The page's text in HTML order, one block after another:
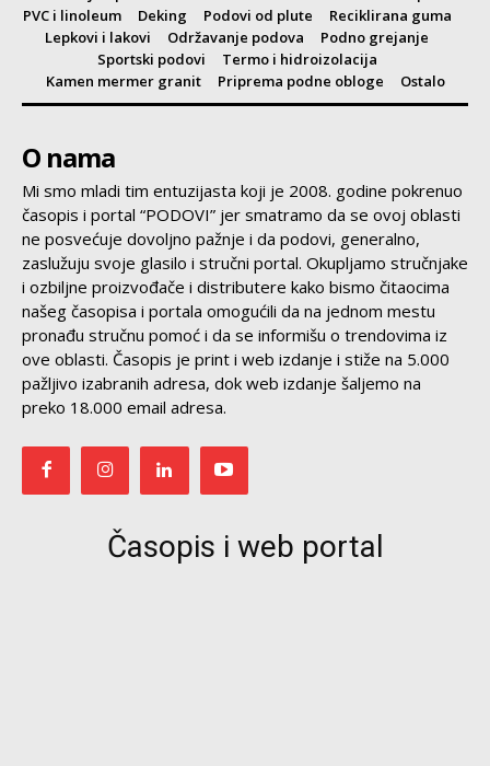
PVC i linoleum
Deking Podovi od plute
Reciklirana guma
Lepkovi i lakovi
Održavanje podova
Podno grejanje
Sportski podovi
Termo i hidroizolacija
Kamen mermer granit
Priprema podne obloge Ostalo
O nama
Mi smo mladi tim entuzijasta koji je 2008. godine pokrenuo
časopis i portal “PODOVI” jer smatramo da se ovoj oblasti
ne posvećuje dovoljno pažnje i da podovi, generalno,
zaslužuju svoje glasilo i stručni portal. Okupljamo stručnjake
i ozbiljne proizvođače i distributere kako bismo čitaocima
našeg časopisa i portala omogućili da na jednom mestu
pronađu stručnu pomoć i da se informišu o trendovima iz
ove oblasti. Časopis je print i web izdanje i stiže na 5.000
pažljivo izabranih adresa, dok web izdanje šaljemo na
preko 18.000 email adresa.
Časopis i web portal